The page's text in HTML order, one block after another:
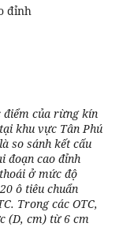
đỉnh
điểm của rừng kín
khu vực Tân Phú
so sánh kết cấu
đoạn cao đỉnh
ở mức độ
ô tiêu chuẩn
Trong các OTC,
(D, cm) từ 6 cm